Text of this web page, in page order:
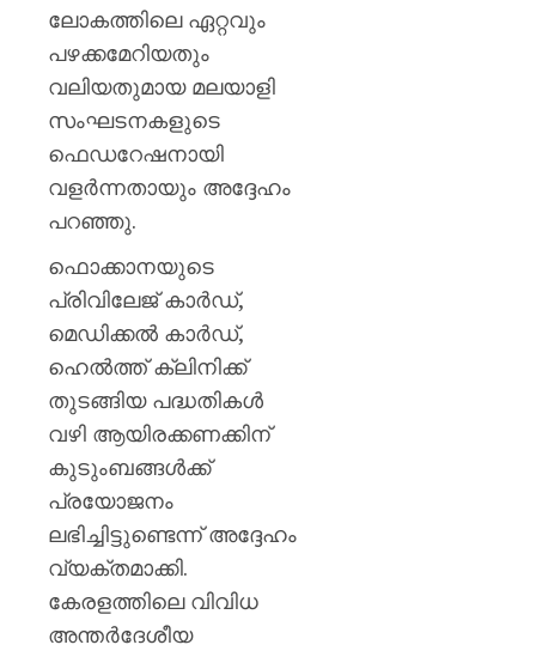
ലോകത്തിലെ ഏറ്റവും
പഴക്കമേറിയതും
വലിയതുമായ മലയാളി
സംഘടനകളുടെ
ഫെഡറേഷനായി
വളർന്നതായും അദ്ദേഹം
പറഞ്ഞു.
ഫൊക്കാനയുടെ
പ്രിവിലേജ് കാർഡ്,
മെഡിക്കൽ കാർഡ്,
ഹെൽത്ത് ക്ലിനിക്ക്
തുടങ്ങിയ പദ്ധതികൾ
വഴി ആയിരക്കണക്കിന്
കുടുംബങ്ങൾക്ക്
പ്രയോജനം
ലഭിച്ചിട്ടുണ്ടെന്ന് അദ്ദേഹം
വ്യക്തമാക്കി.
കേരളത്തിലെ വിവിധ
അന്തർദേശീയ